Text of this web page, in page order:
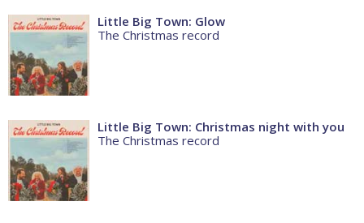
Little Big Town: Glow
The Christmas record
Little Big Town: Christmas night with you
The Christmas record